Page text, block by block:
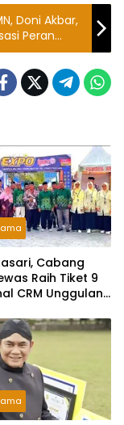
Doni Akbar,
Peran
Cabang
Raih Tiket 9
CRM Unggulan